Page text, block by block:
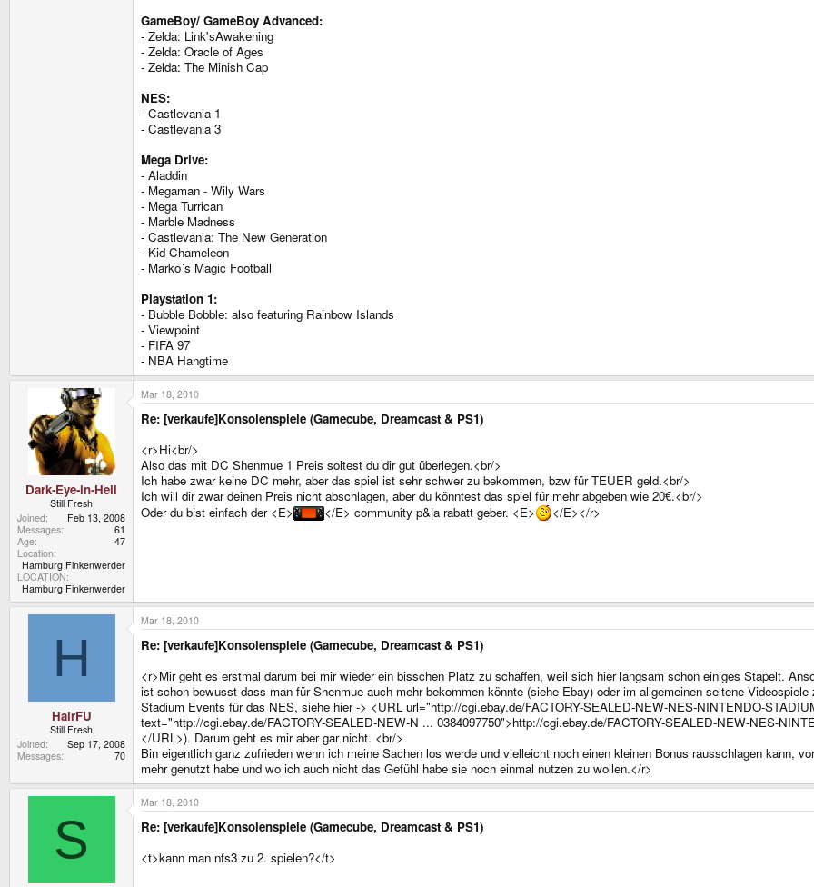
GameBoy/ GameBoy Advanced:
- Zelda: Link'sAwakening
- Zelda: Oracle of Ages
- Zelda: The Minish Cap
NES:
- Castlevania 1
- Castlevania 3
Mega Drive:
- Aladdin
- Megaman - Wily Wars
- Mega Turrican
- Marble Madness
- Castlevania: The New Generation
- Kid Chameleon
- Marko´s Magic Football
Playstation 1:
- Bubble Bobble: also featuring Rainbow Islands
- Viewpoint
- FIFA 97
- NBA Hangtime
Dark-Eye-in-Hell
Still Fresh
Joined
Feb 13, 2008
Messages
61
Age
47
Location
Hamburg Finkenwerder
LOCATION
Hamburg Finkenwerder
Mar 18, 2010
Re: [verkaufe]Konsolenspiele (Gamecube, Dreamcast & PS1)
<r>Hi<br/>
Also das mit DC Shenmue 1 Preis soltest du dir gut überlegen.<br/>
Ich habe zwar keine DC mehr, aber das spiel ist sehr schwer zu bekommen, bzw für TEUER geld.<br/>
Ich will dir zwar deinen Preis nicht abschlagen, aber du könntest das spiel für mehr abgeben wie 20€.<br/>
Oder du bist einfach der <E>
</E> community p&|a rabatt geber. <E> </E></r>
H
HairFU
Still Fresh
Joined
Sep 17, 2008
Messages
70
Mar 18, 2010
Re: [verkaufe]Konsolenspiele (Gamecube, Dreamcast & PS1)
<r>Mir geht es erstmal darum bei mir wieder ein bisschen Platz zu schaffen, weil sich hier langsam schon einiges Stapelt.
ist schon bewusst dass man für Shenmue auch mehr bekommen könnte (siehe Ebay) oder im allgemeinen seltene
Stadium Events für das NES, siehe hier -> <URL url="http://cgi.ebay.de/FACTORY-SEALED-NEW-NES-NINTENDO-
text="http://cgi.ebay.de/FACTORY-SEALED-NEW-N ... 0384097750">http://cgi.ebay.de/FACTORY-SEALED-NEW-NES-
</URL>). Darum geht es mir aber gar nicht. <br/>
Bin eigentlich ganz zufrieden wenn ich meine Sachen los werde und vielleicht noch einen kleinen Bonus rausschlagen kann,
mehr genutzt habe und wo ich auch nicht das Gefühl habe sie noch einmal nutzen zu wollen.</r>
S
Mar 18, 2010
Re: [verkaufe]Konsolenspiele (Gamecube, Dreamcast & PS1)
<t>kann man nfs3 zu 2. spielen?</t>